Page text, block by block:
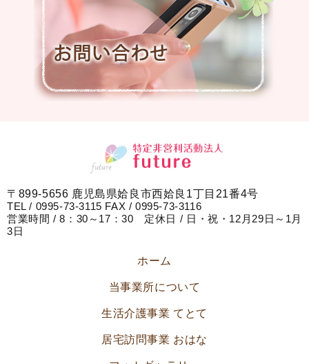
〒899-5656 鹿児島県姶良市西姶良1丁目21番4号
TEL / 0995-73-3115 FAX / 0995-73-3116
営業時間 / 8：30～17：30 定休日 / 日・祝・12月29日～1月
3日
ホーム
当事業所について
生活介護事業 てとて
居宅訪問事業 おはな